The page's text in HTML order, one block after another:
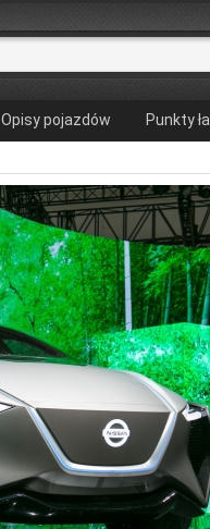
Opisy pojazdów Punkty